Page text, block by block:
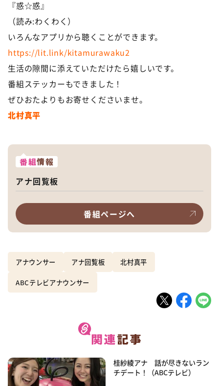
『惑☆惑』
（読み:わくわく）
いろんなアプリから聴くことができます。
https://lit.link/kitamurawaku2
生活の隙間に添えていただけたら嬉しいです。
番組ステッカーもできました！
ぜひおたよりもお寄せくださいませ。
北村真平
番組情報
アナ回覧板
番組ページへ
アナウンサー アナ回覧板 北村真平
ABCテレビアナウンサー
桂紗綾アナ 話が尽きないラン
チデート！（ABCテレビ）